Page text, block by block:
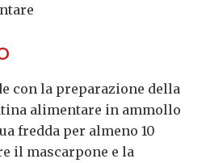
con la preparazione della
alimentare in ammollo
fredda per almeno 10
il mascarpone e la